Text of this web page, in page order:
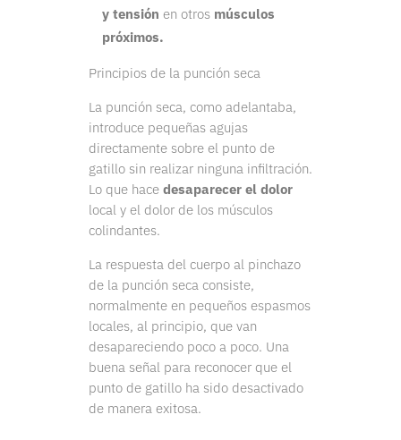
y tensión en otros músculos
próximos.
Principios de la punción seca
La punción seca, como adelantaba,
introduce pequeñas agujas
directamente sobre el punto de
gatillo sin realizar ninguna infiltración.
Lo que hace desaparecer el dolor
local y el dolor de los músculos
colindantes.
La respuesta del cuerpo al pinchazo
de la punción seca consiste,
normalmente en pequeños espasmos
locales, al principio, que van
desapareciendo poco a poco. Una
buena señal para reconocer que el
punto de gatillo ha sido desactivado
de manera exitosa.